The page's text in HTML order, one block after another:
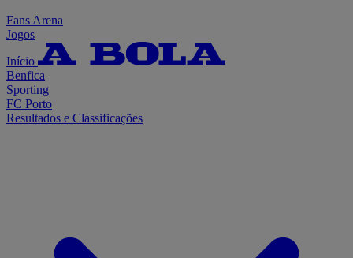
Fans Arena
Jogos
Início
Benfica
Sporting
FC Porto
Resultados e Classificações